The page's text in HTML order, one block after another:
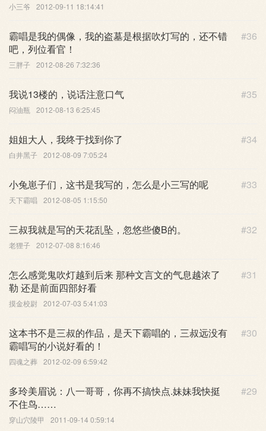
小三爷 2012-09-11 18:14:41
#36
霸唱是我的偶像，我的盗墓是根据吹灯写的，还不错
吧，列位看官！
三胖子 2012-08-26 7:32:36
#35
我说13楼的，说话注意口气
闷油瓶 2012-08-13 6:25:45
#34
姐姐大人，我终于找到你了
白井黑子 2012-08-09 7:05:24
#33
小兔崽子们，这书是我写的，怎么是小三写的呢
天下霸唱 2012-08-05 1:15:50
#32
三叔我就是写的天花乱坠，忽悠些傻B的。
老狸子 2012-07-08 8:16:46
#31
怎么感觉鬼吹灯越到后来 那种文言文的气息越浓了
勒 还是前面四部好看
摸金校尉 2012-07-03 5:41:03
#30
这本书不是三叔的作品，是天下霸唱的，三叔远没有
霸唱写的小说好看的！
四魂之葬 2012-02-09 6:59:42
#29
多玲美眉说：八一哥哥，你再不搞快点.妹妹我快挺
不住鸟……
穿山穴陵甲 2011-09-14 0:59:14